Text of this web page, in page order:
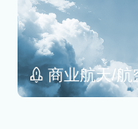
商业航天/航